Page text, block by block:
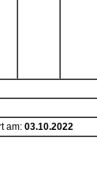
am: 03.10.2022